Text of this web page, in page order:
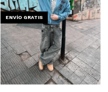
ENVÍO GRATIS